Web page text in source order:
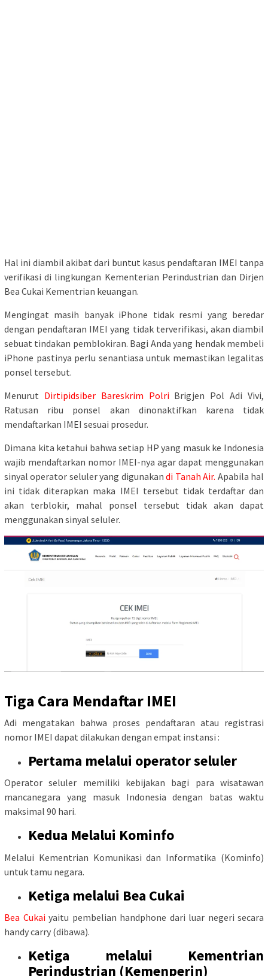
Hal ini diambil akibat dari buntut kasus pendaftaran IMEI tanpa
verifikasi di lingkungan Kementerian Perindustrian dan Dirjen
Bea Cukai Kementrian keuangan.
Mengingat masih banyak iPhone tidak resmi yang beredar
dengan pendaftaran IMEI yang tidak terverifikasi, akan diambil
sebuat tindakan pemblokiran. Bagi Anda yang hendak membeli
iPhone pastinya perlu senantiasa untuk memastikan legalitas
ponsel tersebut.
Menurut Dirtipidsiber Bareskrim PolriBrigjen Pol Adi Vivi,
Ratusan ribu ponsel akan dinonaktifkan karena tidak
mendaftarkan IMEI sesuai prosedur.
Dimana kita ketahui bahwa setiap HP yang masuk ke Indonesia
wajib mendaftarkan nomor IMEI-nya agar dapat menggunakan
sinyal operator seluler yang digunakandi Tanah Air. Apabila hal
ini tidak diterapkan maka IMEI tersebut tidak terdaftar dan
akan terblokir, mahal ponsel tersebut tidak akan dapat
menggunakan sinyal seluler.
Tiga Cara Mendaftar IMEI
Adi mengatakan bahwa proses pendaftaran atau registrasi
nomor IMEI dapat dilakukan dengan empat instansi :
Pertama melalui operator seluler
Operator seluler memiliki kebijakan bagi para wisatawan
mancanegara yang masuk Indonesia dengan batas waktu
maksimal 90 hari.
Kedua Melalui Kominfo
Melalui Kementrian Komunikasi dan Informatika (Kominfo)
untuk tamu negara.
Ketiga melalui Bea Cukai
Bea Cukaiyaitu pembelian handphone dari luar negeri secara
handy carry (dibawa).
Ketiga melalui Kementrian
Perindustrian (Kemenperin)